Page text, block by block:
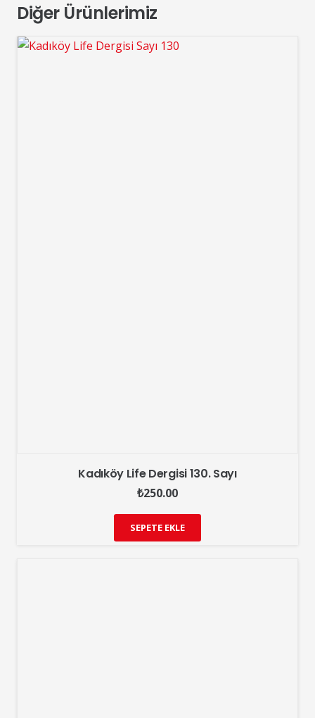
Diğer Ürünlerimiz
Kadıköy Life Dergisi 130. Sayı
₺250.00
SEPETE EKLE